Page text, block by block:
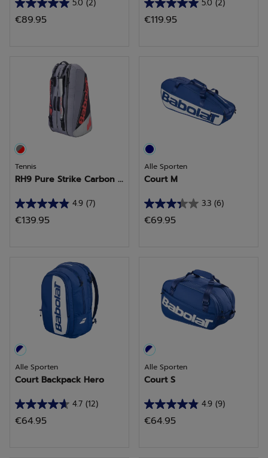
5.0 (2)
5.0
van
beoordelingen
€89.95
5.0 (2)
5.0
van
beoordelingen
€119.95
Tennis
RH9 Pure Strike Carbon ...
4.9 (7)
4.9
van
sterren.
beoordelingen
€139.95
Alle Sporten
Court M
3.3 (6)
3.3
van
beoordelingen
€69.95
Alle Sporten
Court Backpack Hero
4.7 (12)
4.7
van
€64.95
Alle Sporten
Court S
4.9 (9)
4.9
van
€64.95